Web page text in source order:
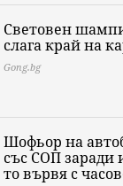
Световен
слага край на
Gong.bg
Шофьор на
със СОП заради
то вървя с